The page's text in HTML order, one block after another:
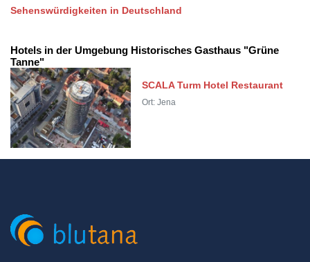
Sehenswürdigkeiten in Deutschland
Hotels in der Umgebung Historisches Gasthaus "Grüne
Tanne"
SCALA Turm Hotel Restaurant
Ort: Jena